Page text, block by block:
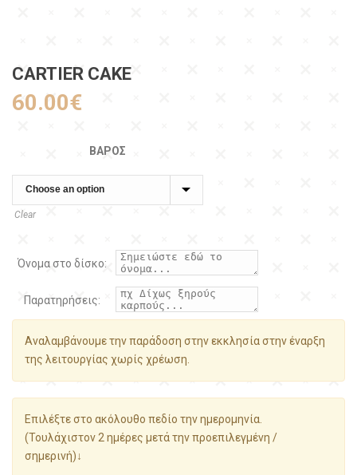
CARTIER CAKE
60.00€
ΒΆΡΟΣ
Clear
Όνομα στο δίσκο:
Παρατηρήσεις:
Αναλαμβάνουμε την παράδοση στην εκκλησία στην έναρξη
της λειτουργίας χωρίς χρέωση.
Επιλέξτε στο ακόλουθο πεδίο την ημερομηνία.
(Τουλάχιστον 2 ημέρες μετά την προεπιλεγμένη /
σημερινή)↓